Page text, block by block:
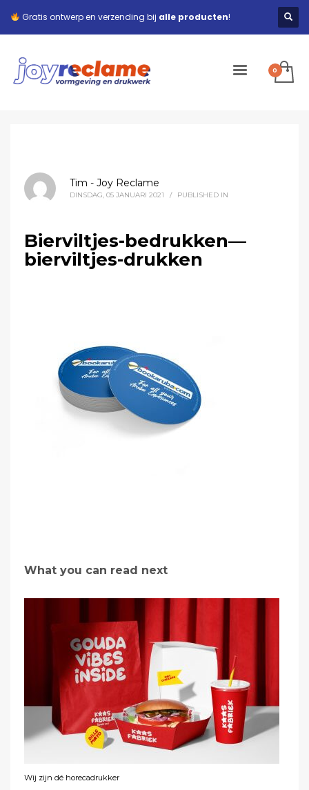
Gratis ontwerp en verzending bij alle producten!
Tim - Joy Reclame
DINSDAG, 05 JANUARI 2021 / PUBLISHED IN
Bierviltjes-bedrukken—
bierviltjes-drukken
What you can read next
Wij zijn dé horecadrukker